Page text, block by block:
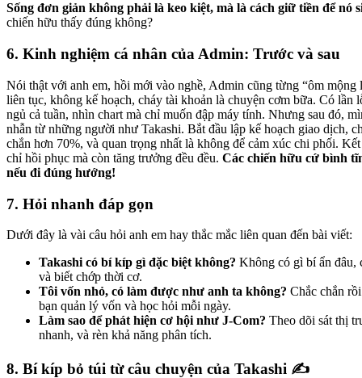
Sống đơn giản không phải là keo kiệt, mà là cách giữ tiền để nó
chiến hữu thấy đúng không?
6. Kinh nghiệm cá nhân của Admin: Trước và sau
Nói thật với anh em, hồi mới vào nghề, Admin cũng từng “ôm mộng
liên tục, không kế hoạch, cháy tài khoản là chuyện cơm bữa. Có lần
ngủ cả tuần, nhìn chart mà chỉ muốn đập máy tính. Nhưng sau đó,
nhẫn từ những người như Takashi. Bắt đầu lập kế hoạch giao dịch,
chắn hơn 70%, và quan trọng nhất là không để cảm xúc chi phối.
chỉ hồi phục mà còn tăng trưởng đều đều. Các chiến hữu cứ bình
nếu đi đúng hướng!
7. Hỏi nhanh đáp gọn
Dưới đây là vài câu hỏi anh em hay thắc mắc liên quan đến bài viết:
Takashi có bí kíp gì đặc biệt không? Không có gì bí ẩn đâu,
và biết chớp thời cơ.
Tôi vốn nhỏ, có làm được như anh ta không? Chắc chắn
bạn quản lý vốn và học hỏi mỗi ngày.
Làm sao để phát hiện cơ hội như J-Com? Theo dõi sát thị
nhanh, và rèn khả năng phân tích.
8. Bí kíp bỏ túi từ câu chuyện của Takashi ✍️